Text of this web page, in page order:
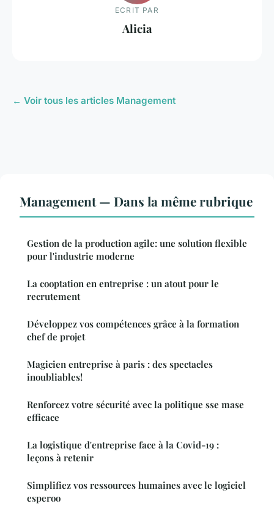
ECRIT PAR
Alicia
← Voir tous les articles Management
Management — Dans la même rubrique
Gestion de la production agile: une solution flexible
pour l'industrie moderne
La cooptation en entreprise : un atout pour le
recrutement
Développez vos compétences grâce à la formation
chef de projet
Magicien entreprise à paris : des spectacles
inoubliables!
Renforcez votre sécurité avec la politique sse mase
efficace
La logistique d'entreprise face à la Covid-19 :
leçons à retenir
Simplifiez vos ressources humaines avec le logiciel
esperoo